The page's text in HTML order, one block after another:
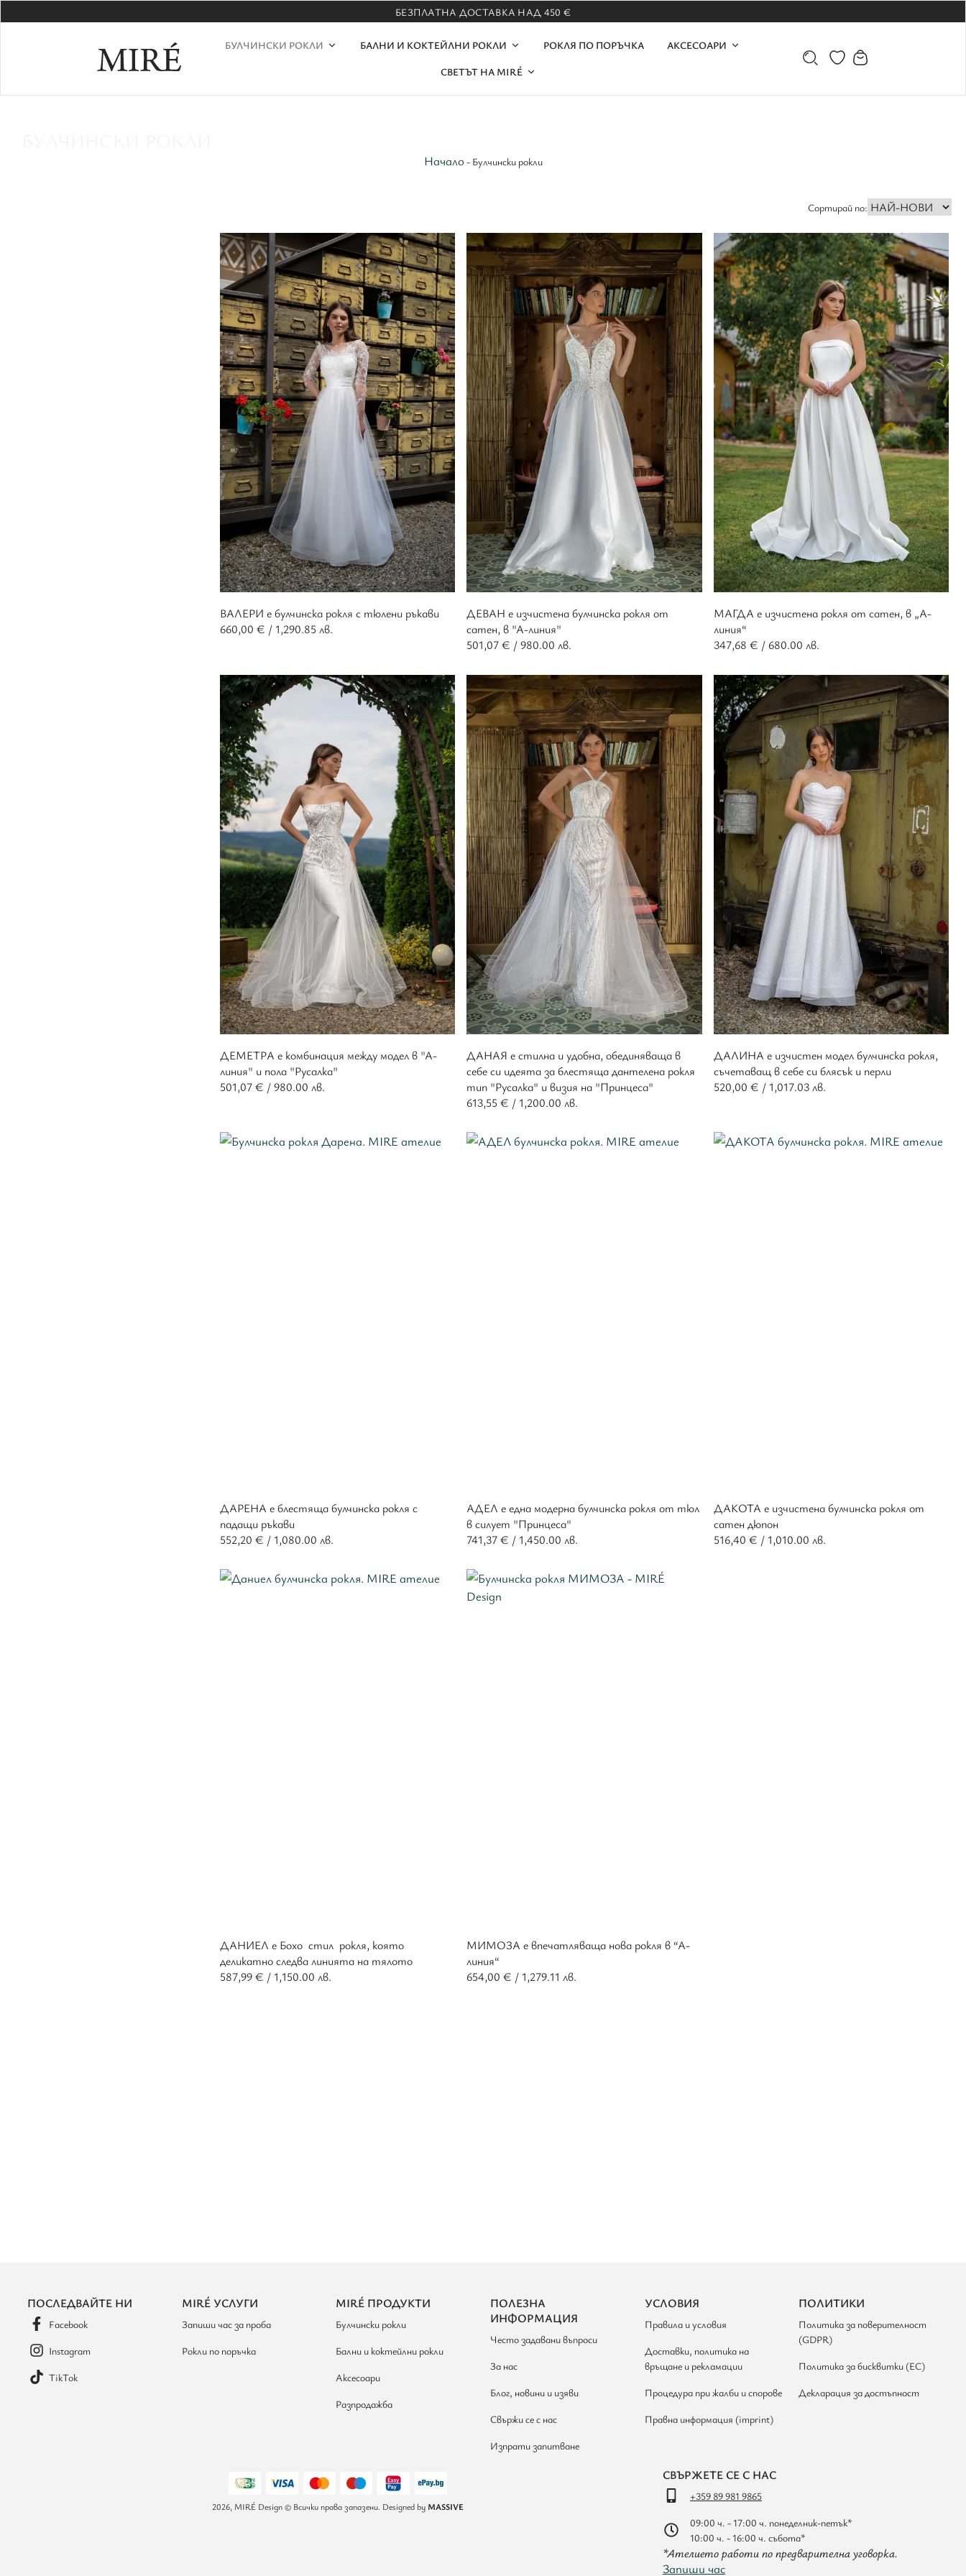
БЕЗПЛАТНА ДОСТАВКА НАД 450 €
БУЛЧИНСКИ РОКЛИ БАЛНИ И КОКТЕЙЛНИ РОКЛИ РОКЛЯ ПО ПОРЪЧКА
АКСЕСОАРИ
СВЕТЪТ НА MIRÉ
Начало - Булчински рокли
Сортирай по:
ВАЛЕРИ е булчинска рокля с тюлени ръкави
660,00 € / 1,290.85 лв.
ДЕВАН е изчистена булчинска рокля от
сатен, в "А-линия"
501,07€ / 980.00 лв.
МАГДА е изчистена рокля от сатен, в „А-
линия“
347,68 € / 680.00 лв.
ДЕМЕТРА е комбинация между модел в "А-
линия" и пола "Русалка"
501,07€ / 980.00 лв.
ДАНАЯ е стилна и удобна, обединяваща в
себе си идеята за блестяща дантелена рокля
тип "Русалка" и визия на "Принцеса"
613,55 € / 1,200.00 лв.
ДАЛИНА е изчистен модел булчинска рокля,
съчетаващ в себе си блясък и перли
520,00 € / 1,017.03 лв.
ДАРЕНА е блестяща булчинска рокля с
падащи ръкави
552,20 € / 1,080.00 лв.
АДЕЛ е една модерна булчинска рокля от тюл
в силует "Принцеса"
741,37€ / 1,450.00 лв.
ДАКОТА е изчистена булчинска рокля от
сатен дюпон
516,40 € / 1,010.00 лв.
ДАНИЕЛ е Бохо стил рокля, която
деликатно следва линията на тялото
587,99€ / 1,150.00 лв.
МИМОЗА е впечатляваща нова рокля в “А-
линия“
654,00 € / 1,279.11 лв.
ПОСЛЕДВАЙТЕ НИ
Facebook
Instagram
TikTok
MIRÉ УСЛУГИ
Запиши час за проба
Рокли по поръчка
MIRÉ ПРОДУКТИ
Булчински рокли
Бални и коктейлни рокли
Аксесоари
Разпродажба
ПОЛЕЗНА
ИНФОРМАЦИЯ
Често задавани въпроси
За нас
Блог, новини и изяви
Свържи се с нас
Изпрати запитване
УСЛОВИЯ
Правила и условия
Доставки, политика на
връщане и рекламации
Процедура при жалби и спорове
Правна информация (imprint)
ПОЛИТИКИ
Политика за поверителност
(GDPR)
Политика за бисквитки (ЕС)
Декларация за достъпност
2026, MIRÉ Design © Всички права запазени. Designed by MASSIVE
СВЪРЖЕТЕ СЕ С НАС
+359 89 981 9865
09:00 ч. - 17:00 ч. понеделник-петък*
10:00 ч. - 16:00 ч. събота*
*Ателието работи по предварителна уговорка.
Запиши час